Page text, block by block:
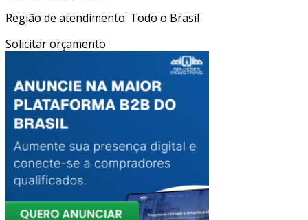
Região de atendimento: Todo o Brasil
Solicitar orçamento